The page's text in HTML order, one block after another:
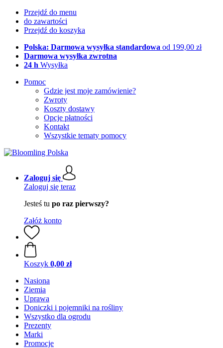
Przejdź do menu
do zawartości
Przejdź do koszyka
Polska: Darmowa wysyłka standardowa od 199,00 zł
Darmowa wysyłka zwrotna
24 h Wysyłka
Pomoc
Gdzie jest moje zamówienie?
Zwroty
Koszty dostawy
Opcje płatności
Kontakt
Wszystkie tematy pomocy
Zaloguj się
Zaloguj się teraz
Jesteś tu po raz pierwszy?
Załóż konto
Koszyk 0,00 zł
Nasiona
Ziemia
Uprawa
Doniczki i pojemniki na rośliny
Wszystko dla ogrodu
Prezenty
Marki
Promocje